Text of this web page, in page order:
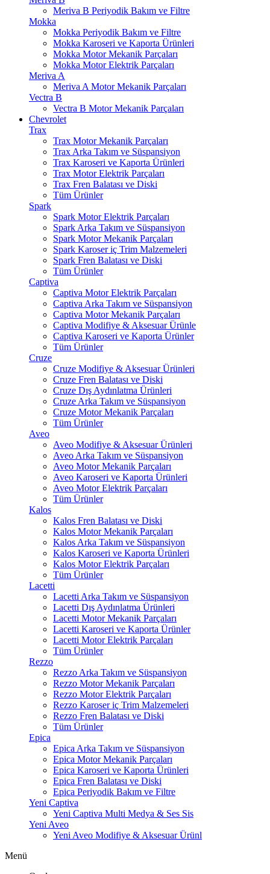
Meriva B Periyodik Bakım ve Filtre
Mokka
Mokka Periyodik Bakım ve Filtre
Mokka Karoseri ve Kaporta Ürünleri
Mokka Motor Mekanik Parçaları
Mokka Motor Elektrik Parçaları
Meriva A
Meriva A Motor Mekanik Parçaları
Vectra B
Vectra B Motor Mekanik Parçaları
Chevrolet
Trax
Trax Motor Mekanik Parçaları
Trax Arka Takım ve Süspansiyon
Trax Karoseri ve Kaporta Ürünleri
Trax Motor Elektrik Parçaları
Trax Fren Balatası ve Diski
Tüm Ürünler
Spark
Spark Motor Elektrik Parçaları
Spark Arka Takım ve Süspansiyon
Spark Motor Mekanik Parçaları
Spark Karoser iç Trim Malzemeleri
Spark Fren Balatası ve Diski
Tüm Ürünler
Captiva
Captiva Motor Elektrik Parçaları
Captiva Arka Takım ve Süspansiyon
Captiva Motor Mekanik Parçaları
Captiva Modifiye & Aksesuar Ürünle
Captiva Karoseri ve Kaporta Ürünler
Tüm Ürünler
Cruze
Cruze Modifiye & Aksesuar Ürünleri
Cruze Fren Balatası ve Diski
Cruze Dış Aydınlatma Ürünleri
Cruze Arka Takım ve Süspansiyon
Cruze Motor Mekanik Parçaları
Tüm Ürünler
Aveo
Aveo Modifiye & Aksesuar Ürünleri
Aveo Arka Takım ve Süspansiyon
Aveo Motor Mekanik Parçaları
Aveo Karoseri ve Kaporta Ürünleri
Aveo Motor Elektrik Parçaları
Tüm Ürünler
Kalos
Kalos Fren Balatası ve Diski
Kalos Motor Mekanik Parçaları
Kalos Arka Takım ve Süspansiyon
Kalos Karoseri ve Kaporta Ürünleri
Kalos Motor Elektrik Parçaları
Tüm Ürünler
Lacetti
Lacetti Arka Takım ve Süspansiyon
Lacetti Dış Aydınlatma Ürünleri
Lacetti Motor Mekanik Parçaları
Lacetti Karoseri ve Kaporta Ürünler
Lacetti Motor Elektrik Parçaları
Tüm Ürünler
Rezzo
Rezzo Arka Takım ve Süspansiyon
Rezzo Motor Mekanik Parçaları
Rezzo Motor Elektrik Parçaları
Rezzo Karoser iç Trim Malzemeleri
Rezzo Fren Balatası ve Diski
Tüm Ürünler
Epica
Epica Arka Takım ve Süspansiyon
Epica Motor Mekanik Parçaları
Epica Karoseri ve Kaporta Ürünleri
Epica Fren Balatası ve Diski
Epica Periyodik Bakım ve Filtre
Yeni Captiva
Yeni Captiva Multi Medya & Ses Sis
Yeni Aveo
Yeni Aveo Modifiye & Aksesuar Ürünl
Menü